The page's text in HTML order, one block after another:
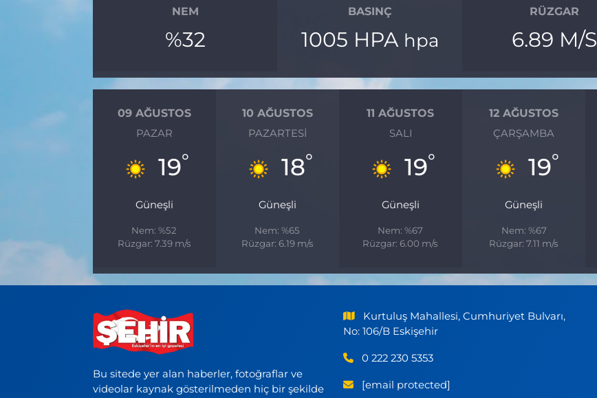
NEM
%32
BASINÇ
1005 HPA hpa
RÜZGAR
6.89 M/S
09 AĞUSTOS
PAZAR
19°
Güneşli
Nem: %52
Rüzgar: 7.39 m/s
10 AĞUSTOS
PAZARTESI
18°
Güneşli
Nem: %65
Rüzgar: 6.19 m/s
11 AĞUSTOS
SALI
19°
Güneşli
Nem: %67
Rüzgar: 6.00 m/s
12 AĞUSTOS
ÇARŞAMBA
19°
Güneşli
Nem: %67
Rüzgar: 7.11 m/s
Bu sitede yer alan haberler, fotoğraflar ve
videolar kaynak gösterilmeden hiç bir şekilde
Kurtuluş Mahallesi, Cumhuriyet Bulvarı,
No: 106/B Eskişehir
0 222 230 5353
[email protected]